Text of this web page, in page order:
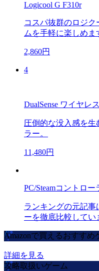
Logicool G F310r
コスパ抜群のロジ
ムを手軽に楽しめま
2,860円
4
DualSense ワイヤレ
圧倒的な没入感を生
ラー。
11,480円
PC/Steamコントロ
ランキングの元記事
ーを徹底比較してい
Amazonで買えるおすす
詳細を見る
攻略取扱いゲーム